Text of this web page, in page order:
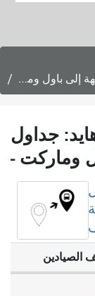
باول وماركت -
جداول
وماركت -
الصيادين